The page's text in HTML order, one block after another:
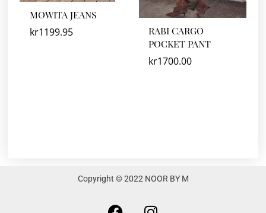
MOWITA JEANS
kr1199.95
RABI CARGO
POCKET PANT
kr1700.00
Copyright © 2022 NOOR BY M
F
I